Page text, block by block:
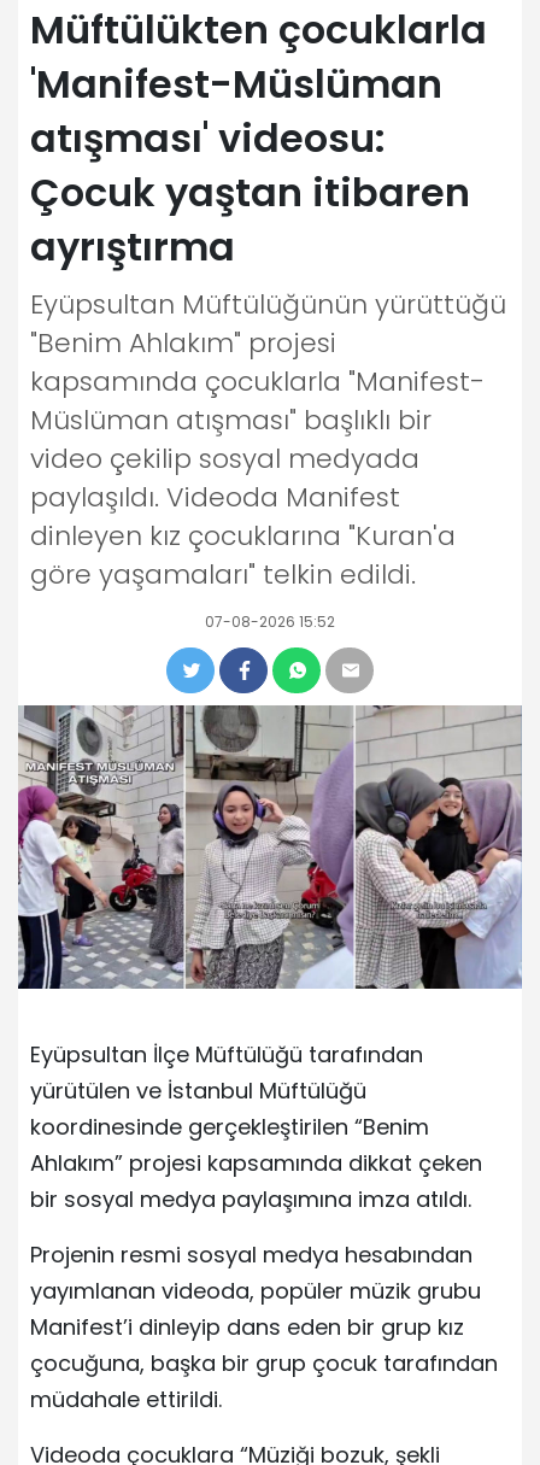
Müftülükten çocuklarla
'Manifest-Müslüman
atışması' videosu:
Çocuk yaştan itibaren
ayrıştırma
Eyüpsultan Müftülüğünün yürüttüğü
"Benim Ahlakım" projesi
kapsamında çocuklarla "Manifest-
Müslüman atışması" başlıklı bir
video çekilip sosyal medyada
paylaşıldı. Videoda Manifest
dinleyen kız çocuklarına "Kuran'a
göre yaşamaları" telkin edildi.
07-08-2026 15:52
Eyüpsultan İlçe Müftülüğü tarafından
yürütülen ve İstanbul Müftülüğü
koordinesinde gerçekleştirilen “Benim
Ahlakım” projesi kapsamında dikkat çeken
bir sosyal medya paylaşımına imza atıldı.
Projenin resmi sosyal medya hesabından
yayımlanan videoda, popüler müzik grubu
Manifest’i dinleyip dans eden bir grup kız
çocuğuna, başka bir grup çocuk tarafından
müdahale ettirildi.
Videoda çocuklara “Müziği bozuk, şekli